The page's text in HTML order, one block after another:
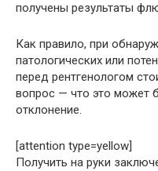
получены результаты
Как правило, при
патологических или
перед рентгенологом
вопрос — что это может
отклонение.
[attention type=yellow]
Получить на руки